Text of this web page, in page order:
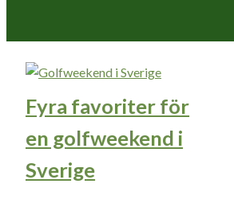
Fyra favoriter för
en golfweekend i
Sverige